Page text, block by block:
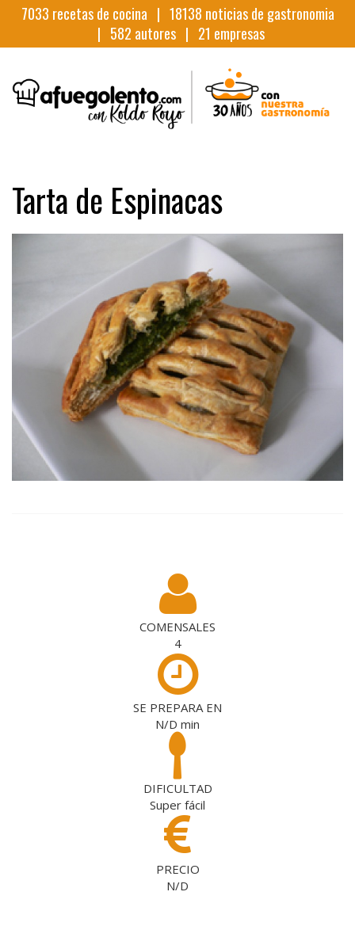
7033 recetas de cocina | 18138 noticias de gastronomia
| 582 autores | 21 empresas
Tarta de Espinacas
COMENSALES
4
SE PREPARA EN
N/D min
DIFICULTAD
Super fácil
PRECIO
N/D